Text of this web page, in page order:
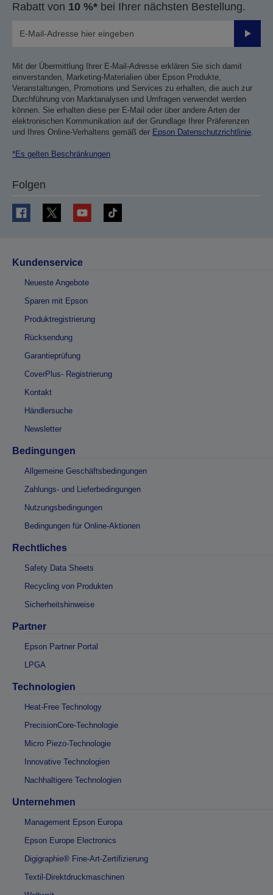
Rabatt von 10 %* bei Ihrer nächsten Bestellung.
Mit der Übermittlung Ihrer E-Mail-Adresse erklären Sie sich damit
einverstanden, Marketing-Materialien über Epson Produkte,
Veranstaltungen, Promotions und Services zu erhalten, die auch zur
Durchführung von Marktanalysen und Umfragen verwendet werden
können. Sie erhalten diese per E-Mail oder über andere Arten der
elektronischen Kommunikation auf der Grundlage Ihrer Präferenzen
und Ihres Online-Verhaltens gemäß der Epson Datenschutzrichtlinie.
*Es gelten Beschränkungen
Folgen
Kundenservice
Neueste Angebote
Sparen mit Epson
Produktregistrierung
Rücksendung
Garantieprüfung
CoverPlus- Registrierung
Kontakt
Händlersuche
Newsletter
Bedingungen
Allgemeine Geschäftsbedingungen
Zahlungs- und Lieferbedingungen
Nutzungsbedingungen
Bedingungen für Online-Aktionen
Rechtliches
Safety Data Sheets
Recycling von Produkten
Sicherheitshinweise
Partner
Epson Partner Portal
LPGA
Technologien
Heat-Free Technology
PrecisionCore-Technologie
Micro Piezo-Technologie
Innovative Technologien
Nachhaltigere Technologien
Unternehmen
Management Epson Europa
Epson Europe Electronics
Digigraphie® Fine-Art-Zertifizierung
Textil-Direktdruckmaschinen